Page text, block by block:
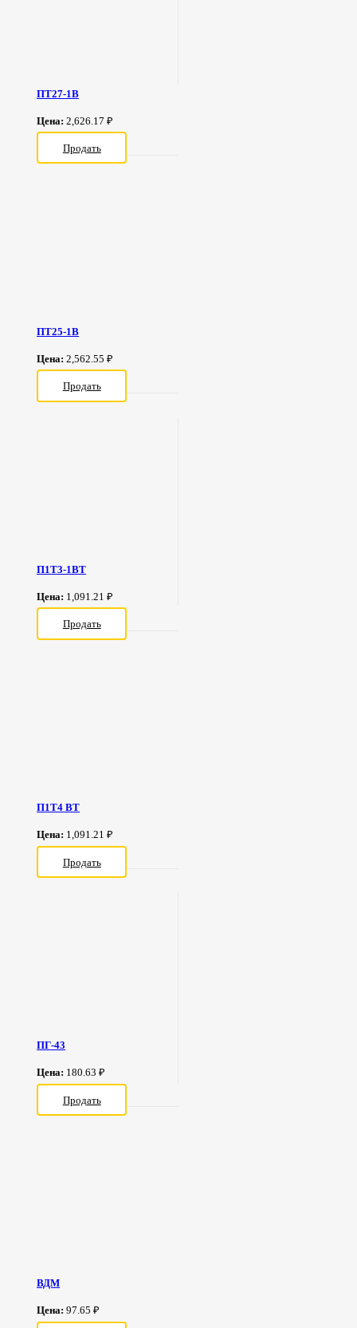
ПТ27-1В
Цена:2,626.17 ₽
Продать
ПТ25-1В
Цена:2,562.55 ₽
Продать
П1Т3-1ВТ
Цена: 1,091.21 ₽
Продать
П1Т4 ВТ
Цена: 1,091.21 ₽
Продать
ПГ-43
Цена: 180.63 ₽
Продать
ВДМ
Цена:97.65 ₽